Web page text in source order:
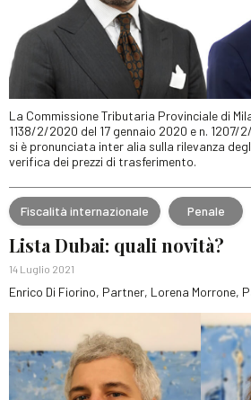
La Commissione Tributaria Provinciale di
1138/2/2020 del 17 gennaio 2020 e n. 1207/
si è pronunciata inter alia sulla rilevanza
verifica dei prezzi di trasferimento.
Fiscalità internazionale Penale
Lista Dubai: quali novità?
14 Luglio 2021
Enrico Di Fiorino, Partner, Lorena Morrone,